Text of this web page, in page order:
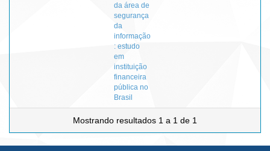
da área de
segurança
da
informação
: estudo
em
instituição
financeira
pública no
Brasil
Mostrando resultados 1 a 1 de 1